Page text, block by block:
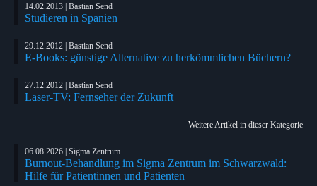
14.02.2013 | Bastian Send
Studieren in Spanien
29.12.2012 | Bastian Send
E-Books: günstige Alternative zu herkömmlichen Büchern?
27.12.2012 | Bastian Send
Laser-TV: Fernseher der Zukunft
Weitere Artikel in dieser Kategorie
06.08.2026 | Sigma Zentrum
Burnout-Behandlung im Sigma Zentrum im Schwarzwald:
Hilfe für Patientinnen und Patienten